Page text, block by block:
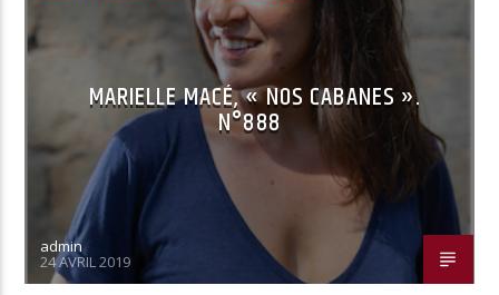
MARIELLE MACÉ, « NOS CABANES ».
N°888
admin
24 AVRIL 2019